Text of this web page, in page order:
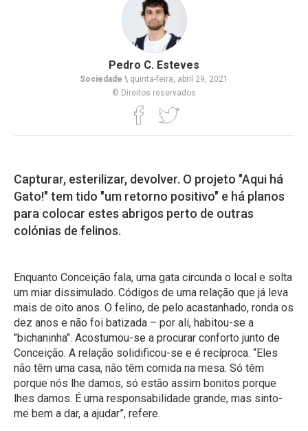
Pedro C. Esteves
Sociedade \ quinta-feira, abril 29, 2021
© Direitos reservados
Capturar, esterilizar, devolver. O projeto "Aqui há
Gato!" tem tido "um retorno positivo" e há planos
para colocar estes abrigos perto de outras
colónias de felinos.
Enquanto Conceição fala, uma gata circunda o local e solta
um miar dissimulado. Códigos de uma relação que já leva
mais de oito anos. O felino, de pelo acastanhado, ronda os
dez anos e não foi batizada – por ali, habitou-se a
"bichaninha". Acostumou-se a procurar conforto junto de
Conceição. A relação solidificou-se e é recíproca. “Eles
não têm uma casa, não têm comida na mesa. Só têm
porque nós lhe damos, só estão assim bonitos porque
lhes damos. É uma responsabilidade grande, mas sinto-
me bem a dar, a ajudar”, refere.